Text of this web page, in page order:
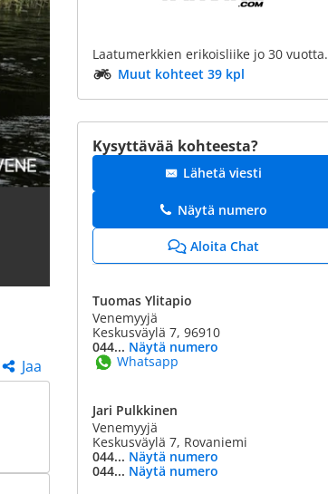
Jaa
Laatumerkkien erikoisliike jo 30 vuotta.
Muut kohteet 39 kpl
Kysyttävää kohteesta?
Lähetä viesti
Näytä numero
Aloita Chat
Tuomas Ylitapio
Venemyyjä
Keskusväylä 7, 96910
044... Näytä numero
Whatsapp
Jari Pulkkinen
Venemyyjä
Keskusväylä 7, Rovaniemi
044... Näytä numero
044... Näytä numero